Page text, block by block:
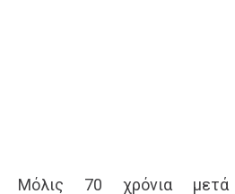
Μόλις 70 χρόνια